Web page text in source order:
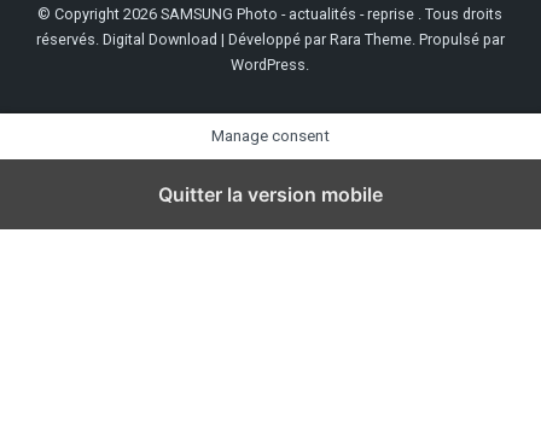
© Copyright 2026SAMSUNG Photo - actualités - reprise . Tous droits
réservés. Digital Download | Développé par Rara Theme. Propulsé par
WordPress.
Manage consent
Quitter la version mobile